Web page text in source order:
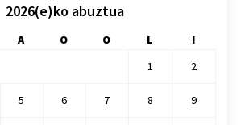
2026(e)ko abuztua
A O O L
I
1
2
5 6 7 8 9